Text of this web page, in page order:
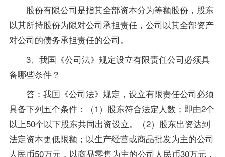
股份有限公司是指其全部资本分为等额股份，股东
以其所持股份为限对公司承担责任，公司以其全部资产
对公司的债务承担责任的公司。
3、我国《公司法》规定设立有限责任公司必须具
备哪些条件？
答：我国《公司法》规定，设立有限责任公司必须
具备下列五个条件：（1）股东符合法定人数；即由2个
以上50个以下股东共同出资设立。（2）股东出资达到
法定资本更低限额；以生产经营或商品批发为主的公司
人民币50万元，以商品零售为主的公司人民币30万元，